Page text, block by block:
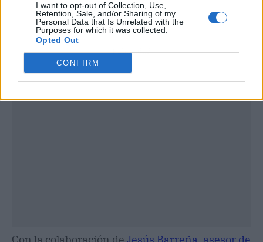
I want to opt-out of Collection, Use,
Retention, Sale, and/or Sharing of my
Personal Data that Is Unrelated with the
Purposes for which it was collected.
Opted Out
CONFIRM
Publicidad
Con la colaboración de Jesús Barreña, asesor de